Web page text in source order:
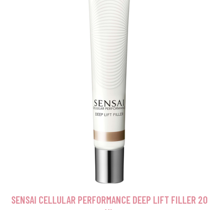
SENSAI CELLULAR PERFORMANCE DEEP LIFT FILLER 20